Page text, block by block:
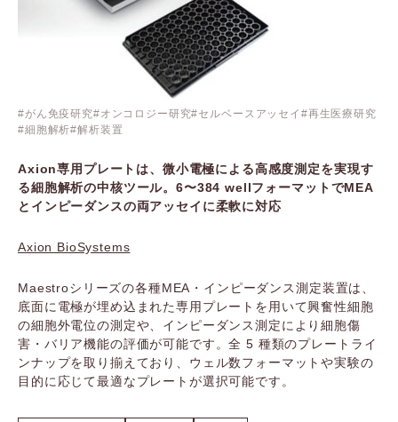
がん免疫研究 オンコロジー研究 セルベースアッセイ
再生医療研究
細胞解析 解析装置
Axion専用プレートは、微小電極による高感度測定を実現す
る細胞解析の中核ツール。6〜384 wellフォーマットでMEA
とインピーダンスの両アッセイに柔軟に対応
Axion BioSystems
Maestroシリーズの各種MEA・インピーダンス測定装置は、
底面に電極が埋め込まれた専用プレートを用いて興奮性細胞
の細胞外電位の測定や、インピーダンス測定により細胞傷
害・バリア機能の評価が可能です。全 5 種類のプレートライ
ンナップを取り揃えており、ウェル数フォーマットや実験の
目的に応じて最適なプレートが選択可能です。